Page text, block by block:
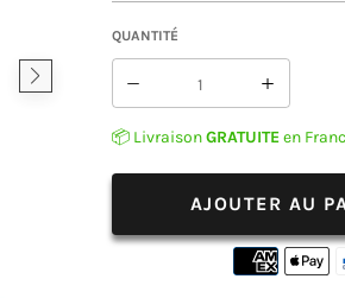
QUANTITÉ
Réduire
quantité
Caniche
&amp;
Caniche
&amp;
Petit
chien
📦 LivraisonGRATUITEen
AJOUTER AU